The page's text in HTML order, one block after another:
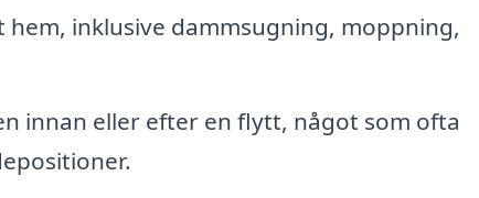
inklusive dammsugning, moppning,
innan eller efter en flytt, något som ofta